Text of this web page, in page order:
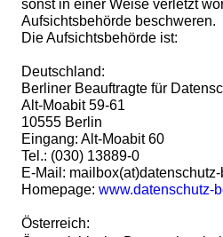
sonst in einer Weise verletzt
Aufsichtsbehörde beschweren.
Die Aufsichtsbehörde ist:
Deutschland:
Berliner Beauftragte für
Alt-Moabit 59-61
10555 Berlin
Eingang: Alt-Moabit 60
Tel.: (030) 13889-0
E-Mail:
Homepage: www.datenschutz-
Österreich: